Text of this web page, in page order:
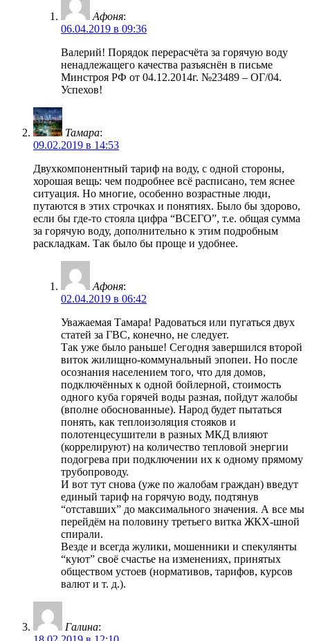
Афоня:
06.04.2019 в 09:36
Валерий! Порядок перерасчёта за горячую воду
ненадлежащего качества разъяснён в письме
Минстроя РФ от 04.12.2014г. №23489 – ОГ/04.
Успехов!
Тамара:
09.02.2019 в 14:53
Двухкомпонентный тариф на воду, с одной стороны,
хорошая вещь: чем подробнее всё расписано, тем яснее
ситуация. Но многие, особенно возрастные люди,
путаются в этих строчках и понятиях. Было бы здорово,
если бы где-то стояла цифра “ВСЕГО”, т.е. общая сумма
за горячую воду, дополнительно к этим подробным
раскладкам. Так было бы проще и удобнее.
Афоня:
02.04.2019 в 06:42
Уважаемая Тамара! Радоваться или пугаться двух
статей за ГВС, конечно, не следует.
Так уже было раньше! Сегодня завершился второй
виток жилищно-коммунальный эпопеи. Но после
осознания населением того, что для домов,
подключённых к одной бойлерной, стоимость
одного куба горячей воды разная, пойдут жалобы
(вполне обоснованные). Народ будет пытаться
понять, как теплоизоляция стояков и
полотенцесушители в разных МКД влияют
(коррелируют) на количество тепловой энергии
подогрева при подключении их к одному прямому
трубопроводу.
И вот тут снова (уже по жалобам граждан) введут
единый тариф на горячую воду, подтянув
“отставших” до максимального значения. А все мы
перейдём на половину третьего витка ЖКХ-шной
спирали.
Везде и всегда жулики, мошенники и спекулянты
“куют” своё счастье на изменениях, принятых
обществом устоев (нормативов, тарифов, курсов
валют и т. д.).
Галина: